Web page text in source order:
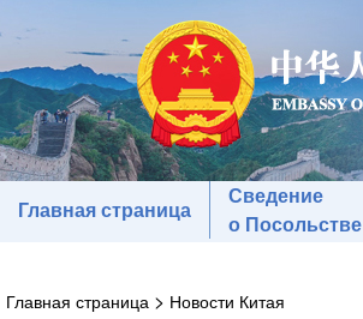
Главная страница
Сведение
о Посольстве
Главная страница > Новости Китая